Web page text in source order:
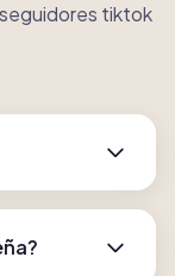
tiktok